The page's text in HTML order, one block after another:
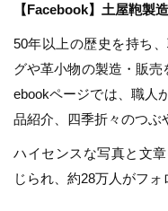
【Facebook】土屋鞄製
50年以上の歴史を持ち
グや革小物の製造・販
ebookページでは、職人
品紹介、四季折々のつぶ
ハイセンスな写真と文
じられ、約28万人がフォ